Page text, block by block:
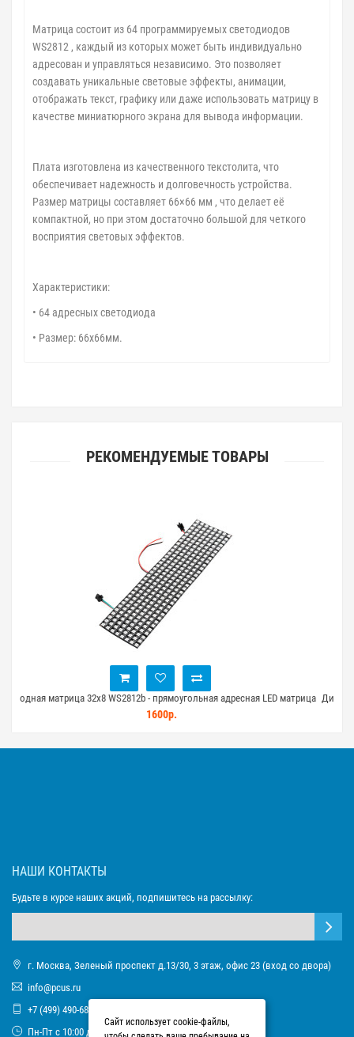
Матрица состоит из 64 программируемых светодиодов
WS2812 , каждый из которых может быть индивидуально
адресован и управляться независимо. Это позволяет
создавать уникальные световые эффекты, анимации,
отображать текст, графику или даже использовать матрицу в
качестве миниатюрного экрана для вывода информации.
Плата изготовлена из качественного текстолита, что
обеспечивает надежность и долговечность устройства.
Размер матрицы составляет 66×66 мм , что делает её
компактной, но при этом достаточно большой для четкого
восприятия световых эффектов.
Характеристики:
• 64 адресных светодиода
• Размер: 66x66мм.
РЕКОМЕНДУЕМЫЕ ТОВАРЫ
матрица Диодная матрица 8x8 WS2812b - гибкая адресная LED матрица 64
НАШИ КОНТАКТЫ
Будьте в курсе наших акций, подпишитесь на рассылку:
г. Москва, Зеленый проспект д.13/30, 3 этаж, офис 23 (вход со двора)
info@pcus.ru
+7 (499) 490-68-93
Пн-Пт с 10:00 до 17:00
Сайт использует cookie-файлы,